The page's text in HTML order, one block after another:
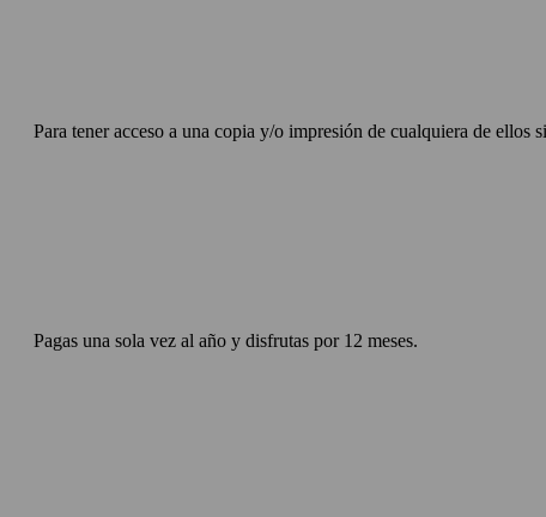
Para tener acceso a una copia y/o impresión de cualquiera de
Pagas una sola vez al año y disfrutas por 12 meses.